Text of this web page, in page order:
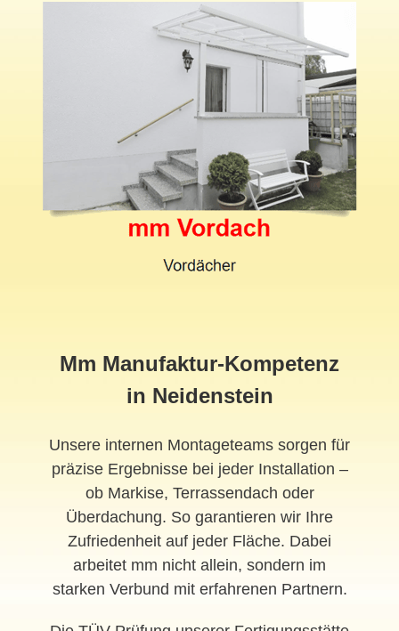
Mm Manufaktur-Kompetenz
in Neidenstein
Unsere internen Montageteams sorgen für
präzise Ergebnisse bei jeder Installation –
ob Markise, Terrassendach oder
Überdachung. So garantieren wir Ihre
Zufriedenheit auf jeder Fläche. Dabei
arbeitet mm nicht allein, sondern im
starken Verbund mit erfahrenen Partnern.